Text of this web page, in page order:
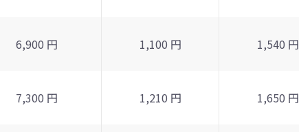
6,900 円 1,100 円 1,540 円
7,300 円 1,210 円 1,650 円